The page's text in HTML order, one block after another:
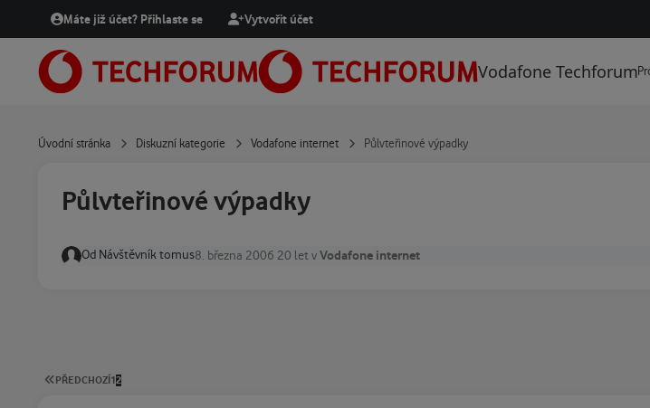
Přejít na obsah
Máte již účet? Přihlaste se Vytvořit účet
Vodafone Techforum
Úvodní stránka Diskuzní kategorie Vodafone internet Půlvteřinové výpadky
Půlvteřinové výpadky
Od Návštěvník tomus8. března 2006 20 let vVodafone internet
PRVNÍ STRÁNKA
PŘEDCHOZÍ12